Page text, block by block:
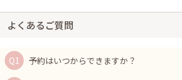
よくあるご質問
予約はいつからできますか？